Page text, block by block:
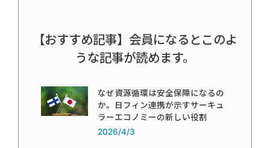
【おすすめ記事】会員になるとこのよ
うな記事が読めます。
なぜ資源循環は安全保障になるの
か。日フィン連携が示すサーキュ
ラーエコノミーの新しい役割
2026/4/3